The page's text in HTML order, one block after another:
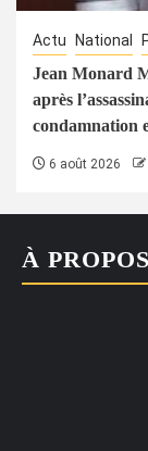
Actu National
Jean Monard
après
condamnation
6 août 2026
À PROPOS